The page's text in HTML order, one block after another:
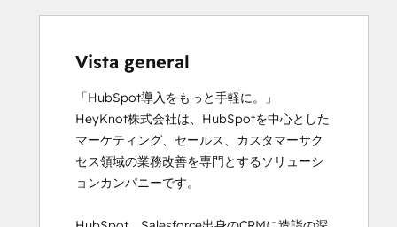
Vista general
「HubSpot導入をもっと手軽に。」
HeyKnot株式会社は、HubSpotを中心とした
マーケティング、セールス、カスタマーサク
セス領域の業務改善を専門とするソリューシ
ョンカンパニーです。